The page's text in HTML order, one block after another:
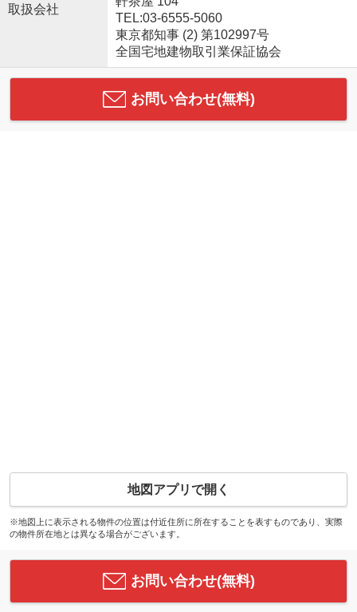
取扱会社
TEL:03-6555-5060
東京都知事 (2) 第102997号
全国宅地建物取引業保証協会
お問い合わせ(無料)
地図アプリで開く
※地図上に表示される物件の位置は付近住所に所在することを表すものであり、実際
の物件所在地とは異なる場合がございます。
お問い合わせ(無料)